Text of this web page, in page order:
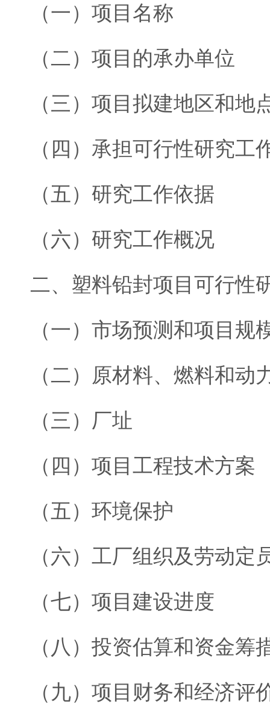
（一）项目名称
（二）项目的承办单位
（三）项目拟建地区和地
（四）承担可行性研究工
（五）研究工作依据
（六）研究工作概况
二、塑料铅封项目可行性
（一）市场预测和项目规
（二）原材料、燃料和动
（三）厂址
（四）项目工程技术方案
（五）环境保护
（六）工厂组织及劳动定
（七）项目建设进度
（八）投资估算和资金筹
（九）项目财务和经济评